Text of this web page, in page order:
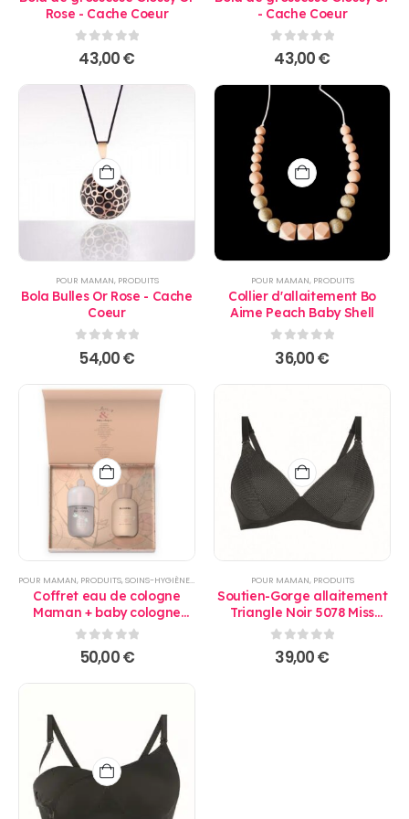
Rose - Cache Coeur
0sur 5
43,00€
- Cache Coeur
0sur 5
43,00€
POUR MAMAN, PRODUITS
Bola Bulles Or Rose - Cache
Coeur
0sur 5
54,00€
POUR MAMAN, PRODUITS
Collier d'allaitement Bo
Aime Peach Baby Shell
0sur 5
36,00€
POUR MAMAN, PRODUITS,SOINS-HYGIÈNE,TOILETTE
Coffret eau de cologne
Maman + baby cologne
Rose - Suavinex
0sur 5
50,00€
POUR MAMAN, PRODUITS
Soutien-Gorge allaitement
Triangle Noir 5078 Miss
Mimi - Anita
0sur 5
39,00€